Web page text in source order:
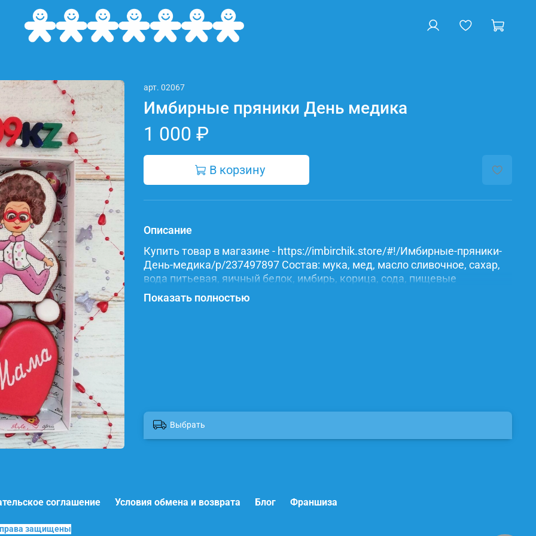
арт. 02067
Имбирные пряники День медика
1 000 ₽
В корзину
Описание
Купить товар в магазине - https://imbirchik.store/#!/Имбирные-пряники-
День-медика/p/237497897 Состав: мука, мед, масло сливочное, сахар,
вода питьевая, яичный белок, имбирь, корица, сода, пищевые
красители.
Показать полностью
Выбрать
соглашение Условия обмена и возврата Блог Франшиза
права защищены